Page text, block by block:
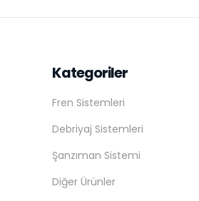
Kategoriler
Fren Sistemleri
Debriyaj Sistemleri
Şanzıman Sistemi
Diğer Ürünler